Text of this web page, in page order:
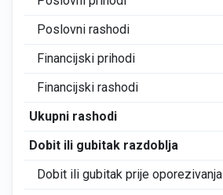
Poslovni rashodi
Financijski prihodi
Financijski rashodi
Ukupni rashodi
Dobit ili gubitak razdoblja
Dobit ili gubitak prije oporezivanja